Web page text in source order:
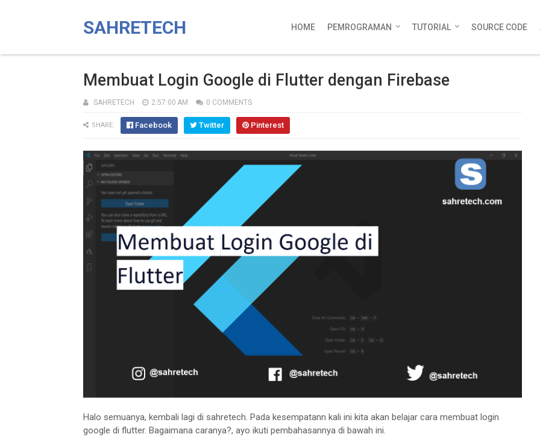
SAHRETECH HOME PEMROGRAMAN TUTORIAL SOURCE CODE
Membuat Login Google di Flutter dengan Firebase
SAHRETECH 2:57:00 AM 0 COMMENTS
SHARE: Facebook Twitter Pinterest
Halo semuanya, kembali lagi di sahretech. Pada kesempatann kali ini kita akan belajar cara membuat login
google di flutter. Bagaimana caranya?, ayo ikuti pembahasannya di bawah ini.